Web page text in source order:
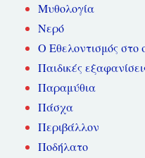
Μυθολογία
Νερό
Ο Εθελοντισμός στο
Παιδικές
Παραμύθια
Πάσχα
Περιβάλλον
Ποδήλατο